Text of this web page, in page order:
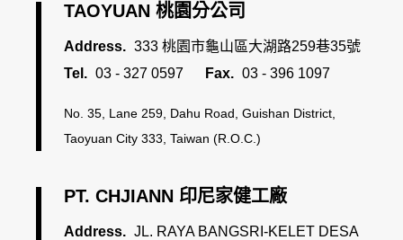
TAOYUAN 桃園分公司
Address. 333 桃園市龜山區大湖路259巷35號
Tel. 03 - 327 0597 Fax. 03 - 396 1097
No. 35, Lane 259, Dahu Road, Guishan District,
Taoyuan City 333, Taiwan (R.O.C.)
PT. CHJIANN 印尼家健工廠
Address. JL. RAYA BANGSRI-KELET DESA